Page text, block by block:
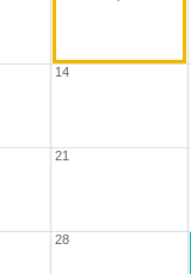
14
21
28